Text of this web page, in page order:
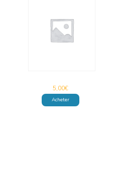
5,00€
Acheter